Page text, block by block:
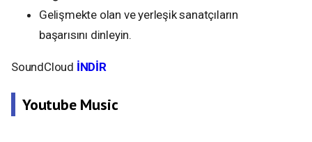
Gelişmekte olan ve yerleşik sanatçıların
başarısını dinleyin.
SoundCloud İNDİR
Youtube Music